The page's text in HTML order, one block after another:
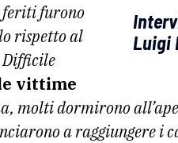
Luigi
feriti furono
rispetto al
Difficile
vittime
molti dormirono
a raggiungere i